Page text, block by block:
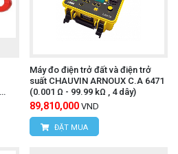
Máy đo điện trở đất và điện trở
suất CHAUVIN ARNOUX C.A 6471
(0.001 Ω - 99.99 kΩ , 4 dây)
89,810,000 VND
ĐẶT MUA